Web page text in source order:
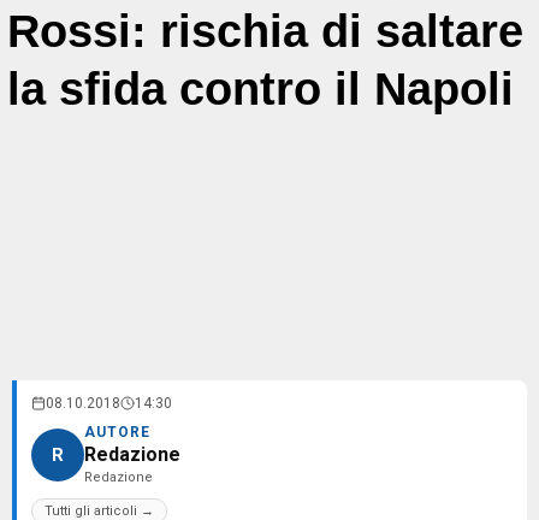
Rossi: rischia di saltare
la sfida contro il Napoli
08.10.2018 14:30
R
AUTORE
Redazione
Redazione
Tutti gli articoli →